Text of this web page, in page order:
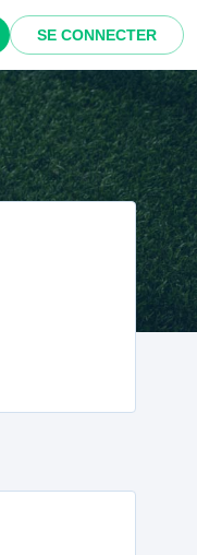
SE CONNECTER